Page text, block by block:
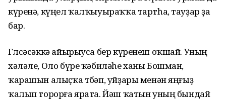
күренә, күңел ҡалҡыуыраҡҡа тартһа, тауҙар ҙа
бар.
Гөлсәсәккә айырыуса бер күренеш оҡшай. Уның
хәләле, Оло бүре ҡәбиләһе ханы Бошман,
ҡарашын алыҫҡа төбәп, уйҙары менән яңғыҙ
ҡалып торорға ярата. Йәш ҡатын уның бындай